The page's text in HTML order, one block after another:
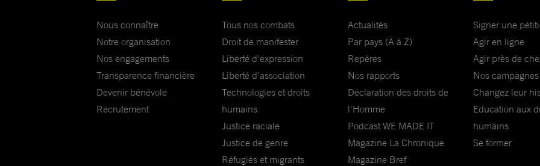
Nous connaître
Notre organisation
Nos engagements
Transparence financière
Devenir bénévole
Recrutement
Tous nos combats
Droit de manifester
Liberté d'expression
Liberté d'association
Technologies et droits
humains
Justice raciale
Justice de genre
Réfugiés et migrants
Actualités
Par pays (A à Z)
Repères
Nos rapports
Déclaration des droits de
l'Homme
Podcast WE MADE IT
Magazine La Chronique
Magazine Bref
Signer une
Agir en ligne
Agir près de
Nos campagnes
Changez leur
Education aux
humains
Se former